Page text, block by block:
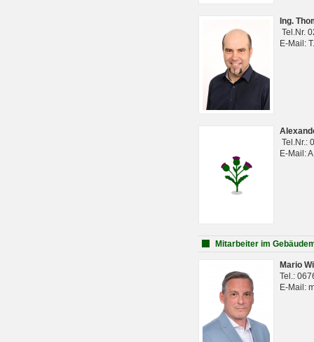
Ing.
Tel.Nr.
E-Mail:
Tel.Nr.:
E-Mail:
Mitarbeiter im
Mario
Tel.:
E-Mail: